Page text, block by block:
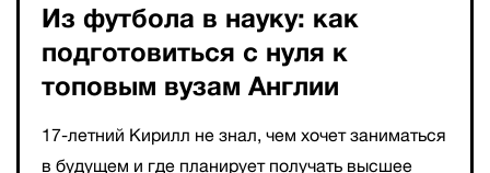
Из футбола в науку: как
подготовиться с нуля к
топовым вузам Англии
17-летний Кирилл не знал, чем хочет заниматься
в будущем и где планирует получать высшее